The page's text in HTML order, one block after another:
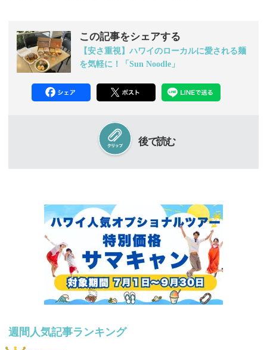
この記事をシェアする
【安さ重視】ハワイのローカルに愛される麺
を気軽に！「Sun Noodle」
後で読む
週間人気記事ランキング